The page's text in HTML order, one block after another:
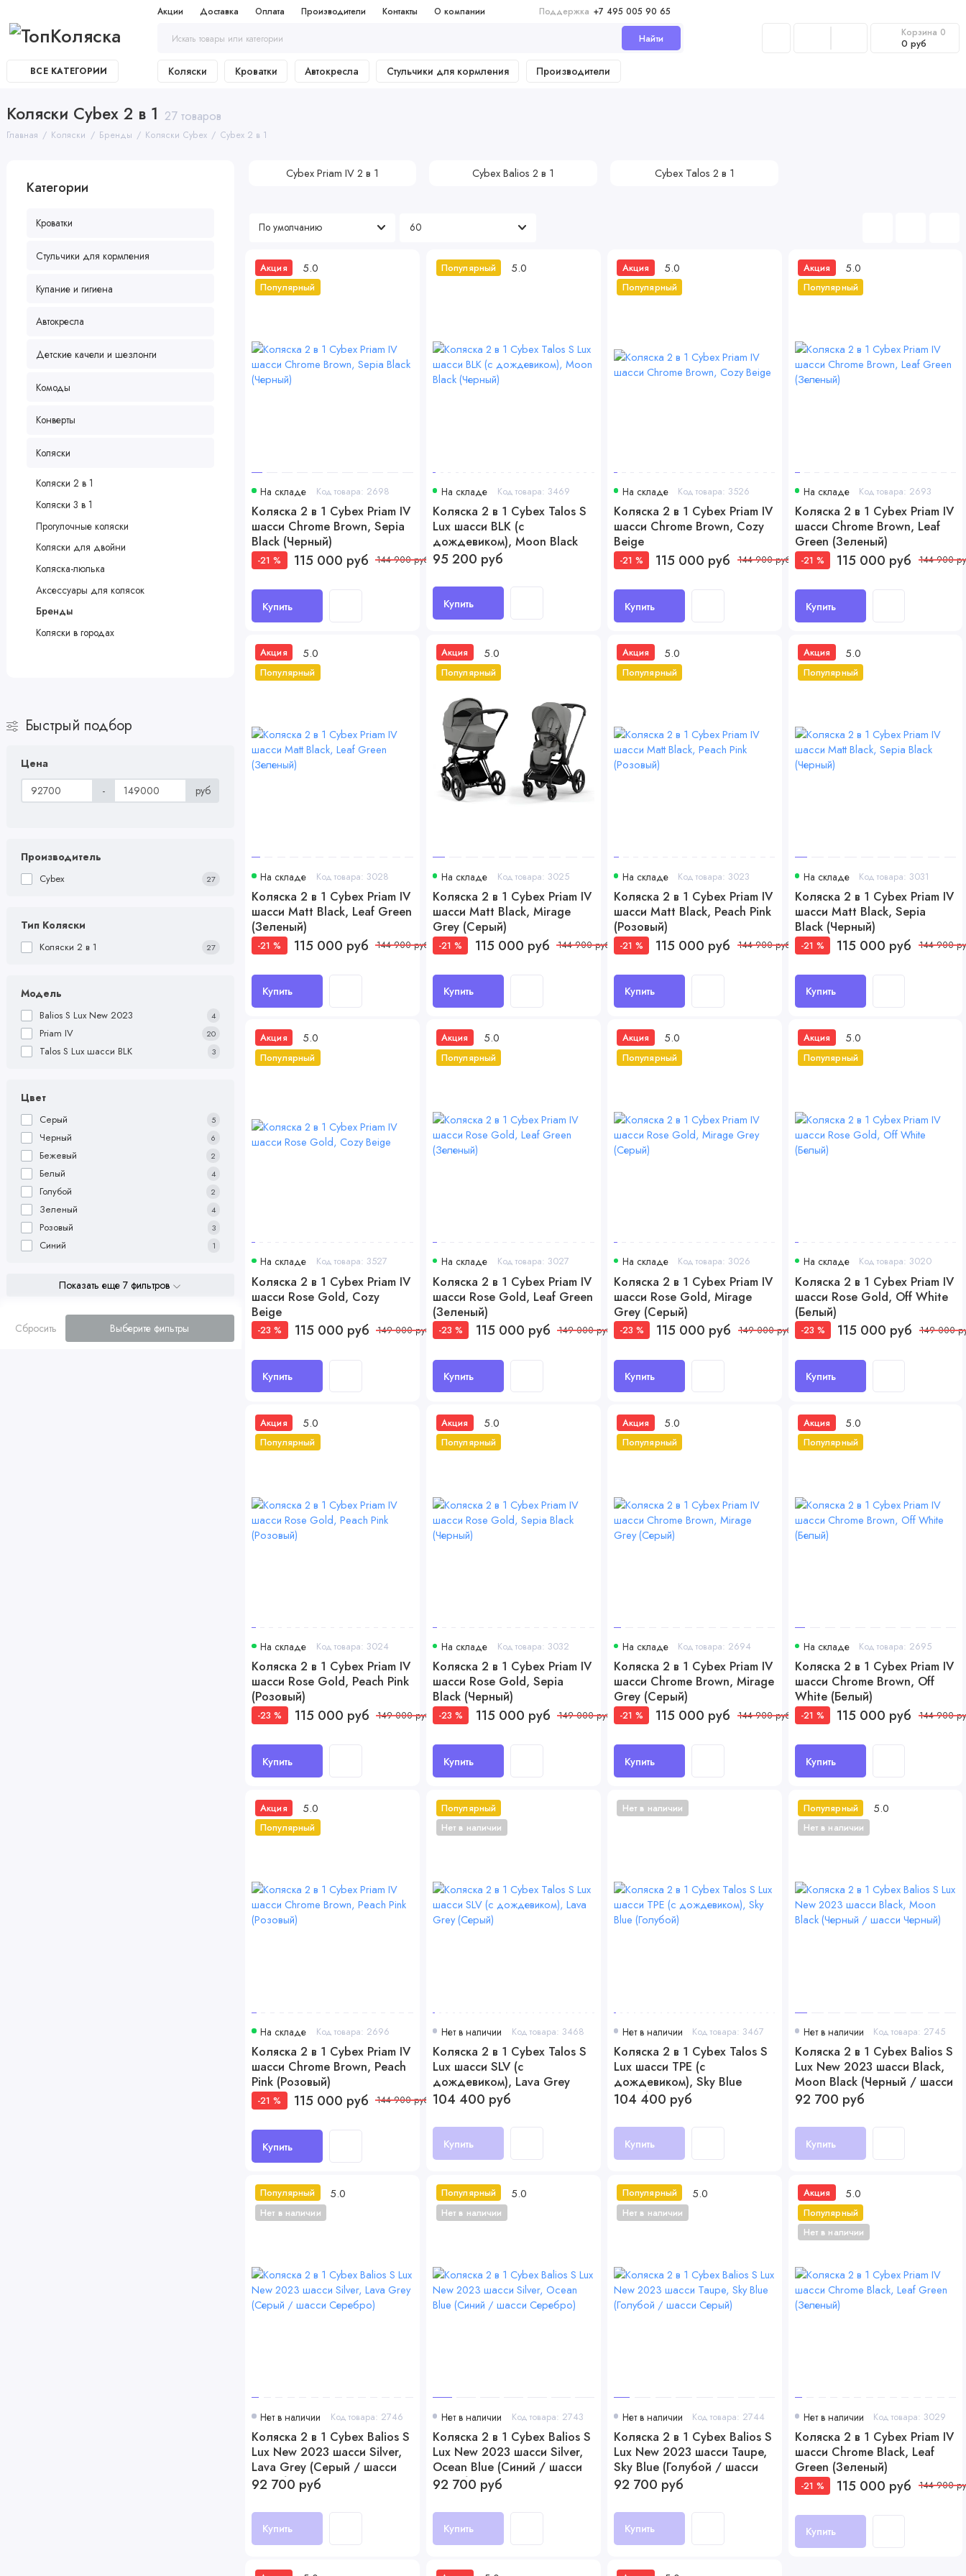
Акции Доставка Оплата Производители Контакты О компании Поддержка +7 495 005 90 65
Найти Корзина 0
0 руб
ВСЕ КАТЕГОРИИ Коляски Кроватки Автокресла Стульчики для кормления Производители
Коляски Cybex 2 в 1 27 товаров
Главная Коляски Бренды Коляски Cybex Cybex 2 в 1
Категории
Кроватки
Стульчики для кормления
Купание и гигиена
Автокресла
Детские качели и шезлонги
Комоды
Конверты
Коляски
Коляски 2 в 1
Коляски 3 в 1
Прогулочные коляски
Коляски для двойни
Коляска-люлька
Аксессуары для колясок
Бренды
Коляски в городах
Быстрый подбор
Цена
-
руб
Производитель
Cybex 27
Тип Коляски
Коляски 2 в 1 27
Модель
Balios S Lux New 2023 4
Priam IV 20
Talos S Lux шасси BLK 3
Цвет
Серый 5
Черный 6
Бежевый 2
Белый 4
Голубой 2
Зеленый 4
Розовый 3
Синий 1
Показать еще 7 фильтров
Сбросить Выберите фильтры
Cybex Priam IV 2 в 1 Cybex Balios 2 в 1 Cybex Talos 2 в 1
Акция
Популярный
5.0
На складе Код товара: 2698
Коляска 2 в 1 Cybex Priam IV
шасси Chrome Brown, Sepia
Black (Черный)
-21 % 115 000 руб 144 900 руб
Купить
Популярный 5.0
На складе Код товара: 3469
Коляска 2 в 1 Cybex Talos S
Lux шасси BLK (с
дождевиком), Moon Black
(Черный)
95 200 руб
Купить
Акция
Популярный
5.0
На складе Код товара: 3526
Коляска 2 в 1 Cybex Priam IV
шасси Chrome Brown, Cozy
Beige
-21 % 115 000 руб 144 900 руб
Купить
Акция
Популярный
5.0
На складе Код товара: 2693
Коляска 2 в 1 Cybex Priam IV
шасси Chrome Brown, Leaf
Green (Зеленый)
-21 % 115 000 руб 144 900
Купить
Акция
Популярный
5.0
На складе Код товара: 3028
Коляска 2 в 1 Cybex Priam IV
шасси Matt Black, Leaf Green
(Зеленый)
-21 % 115 000 руб 144 900 руб
Купить
Акция
Популярный
5.0
На складе Код товара: 3025
Коляска 2 в 1 Cybex Priam IV
шасси Matt Black, Mirage
Grey (Серый)
-21 % 115 000 руб 144 900 руб
Купить
Акция
Популярный
5.0
На складе Код товара: 3023
Коляска 2 в 1 Cybex Priam IV
шасси Matt Black, Peach Pink
(Розовый)
-21 % 115 000 руб 144 900 руб
Купить
Акция
Популярный
5.0
На складе Код товара: 3031
Коляска 2 в 1 Cybex Priam IV
шасси Matt Black, Sepia
Black (Черный)
-21 % 115 000 руб 144 900
Купить
Акция
Популярный
5.0
На складе Код товара: 3527
Коляска 2 в 1 Cybex Priam IV
шасси Rose Gold, Cozy
Beige
-23 % 115 000 руб 149 000 руб
Купить
Акция
Популярный
5.0
На складе Код товара: 3027
Коляска 2 в 1 Cybex Priam IV
шасси Rose Gold, Leaf Green
(Зеленый)
-23 % 115 000 руб 149 000 руб
Купить
Акция
Популярный
5.0
На складе Код товара: 3026
Коляска 2 в 1 Cybex Priam IV
шасси Rose Gold, Mirage
Grey (Серый)
-23 % 115 000 руб 149 000 руб
Купить
Акция
Популярный
5.0
На складе Код товара: 3020
Коляска 2 в 1 Cybex Priam IV
шасси Rose Gold, Off White
(Белый)
-23 % 115 000 руб 149 000
Купить
Акция
Популярный
5.0
На складе Код товара: 3024
Коляска 2 в 1 Cybex Priam IV
шасси Rose Gold, Peach Pink
(Розовый)
-23 % 115 000 руб 149 000 руб
Купить
Акция
Популярный
5.0
На складе Код товара: 3032
Коляска 2 в 1 Cybex Priam IV
шасси Rose Gold, Sepia
Black (Черный)
-23 % 115 000 руб 149 000 руб
Купить
Акция
Популярный
5.0
На складе Код товара: 2694
Коляска 2 в 1 Cybex Priam IV
шасси Chrome Brown, Mirage
Grey (Серый)
-21 % 115 000 руб 144 900 руб
Купить
Акция
Популярный
5.0
На складе Код товара: 2695
Коляска 2 в 1 Cybex Priam IV
шасси Chrome Brown, Off
White (Белый)
-21 % 115 000 руб 144 900
Купить
Акция
Популярный
5.0
На складе Код товара: 2696
Коляска 2 в 1 Cybex Priam IV
шасси Chrome Brown, Peach
Pink (Розовый)
-21 % 115 000 руб 144 900 руб
Купить
Популярный
Нет в наличии
Нет в наличии Код товара: 3468
Коляска 2 в 1 Cybex Talos S
Lux шасси SLV (с
дождевиком), Lava Grey
(Серый)
104 400 руб
Купить
Нет в наличии
Нет в наличии Код товара: 3467
Коляска 2 в 1 Cybex Talos S
Lux шасси TPE (с
дождевиком), Sky Blue
(Голубой)
104 400 руб
Купить
Популярный
Нет в наличии
5.0
Нет в наличии Код товара: 2745
Коляска 2 в 1 Cybex Balios S
Lux New 2023 шасси Black,
Moon Black (Черный / шасси
Черный)
92 700 руб
Купить
Популярный
Нет в наличии
5.0
Нет в наличии Код товара: 2746
Коляска 2 в 1 Cybex Balios S
Lux New 2023 шасси Silver,
Lava Grey (Серый / шасси
Серебро)
92 700 руб
Купить
Популярный
Нет в наличии
5.0
Нет в наличии Код товара: 2743
Коляска 2 в 1 Cybex Balios S
Lux New 2023 шасси Silver,
Ocean Blue (Синий / шасси
Серебро)
92 700 руб
Купить
Популярный
Нет в наличии
5.0
Нет в наличии Код товара: 2744
Коляска 2 в 1 Cybex Balios S
Lux New 2023 шасси Taupe,
Sky Blue (Голубой / шасси
Серый)
92 700 руб
Купить
Акция
Популярный
Нет в наличии
5.0
Нет в наличии Код товара: 3029
Коляска 2 в 1 Cybex Priam IV
шасси Chrome Black, Leaf
Green (Зеленый)
-21 % 115 000 руб 144 900
Купить